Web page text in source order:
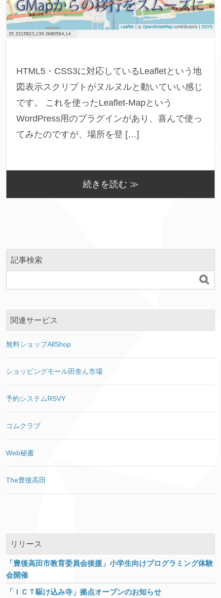
HTML5・CSS3に対応しているLeafletという地
図表示スクリプトがヌルヌルと動いていい感じ
です。 これを使ったLeaflet-Mapという
WordPress用のプラグインがあり、喜んで使っ
てみたのですが、場所を登 […]
続きを読む ≫
記事検索

関連サービス
無料ショップAllShop
ショッピングモール田舎ん市場
予約システムRSVY
コムクラブ
Web秘書
The豊後高田
リリース
「豊後高田市教育委員会後援」小学生向けプログラミング体験
会開催
「ＩＣＴ駆け込み寺」拠点オープンのお知らせ